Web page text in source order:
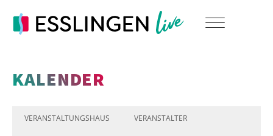
KALENDER
VERANSTALTUNGSHAUS VERANSTALTER